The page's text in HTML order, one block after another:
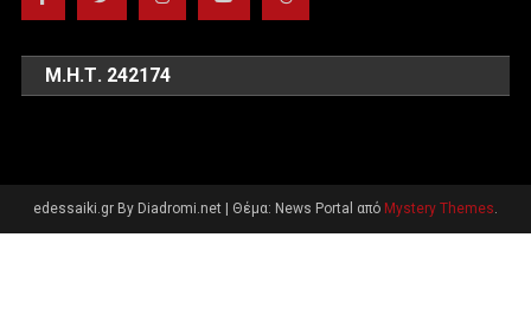
Μ.Η.Τ. 242174
edessaiki.gr By Diadromi.net Θέμα: News Portal από Mystery Themes.